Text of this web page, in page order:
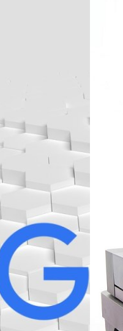
สารทาง
เครื่องพิมพ์
ถึงตอนนี้ก็ยัง
Print ในวันที่
มพ์ด้วยรูป
อกจากนี้ล่าสุด
อของ Google
รือถ้าคุณใช้
: TheVerge
ซัมซุง
มือ บา
ซุงเปิ
ที่ทั้งส
ตอบโ
เตรีย
ซุง อิเ
ตัวแล
ต้องก
มาช่ว